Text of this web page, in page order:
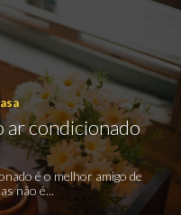
ar condicionado
é o melhor amigo de
não é...